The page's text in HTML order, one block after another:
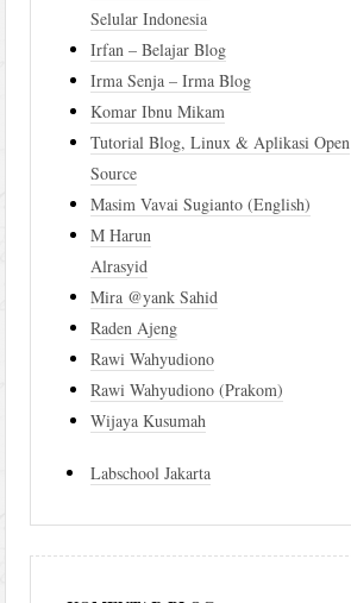
Selular Indonesia
Irfan – Belajar Blog
Irma Senja – Irma Blog
Komar Ibnu Mikam
Tutorial Blog, Linux & Aplikasi Open
Source
Masim Vavai Sugianto (English)
M Harun
Alrasyid
Mira @yank Sahid
Raden Ajeng
Rawi Wahyudiono
Rawi Wahyudiono (Prakom)
Wijaya Kusumah
Labschool Jakarta